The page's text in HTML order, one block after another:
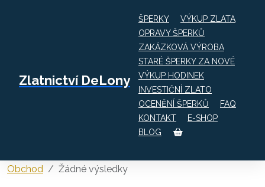
Zlatnictví DeLony
ŠPERKY
VÝKUP ZLATA
OPRAVY ŠPERKŮ
ZAKÁZKOVÁ VÝROBA
STARÉ ŠPERKY ZA NOVÉ
VÝKUP HODINEK
INVESTIČNÍ ZLATO
OCENĚNÍ ŠPERKŮ
FAQ
KONTAKT
E-SHOP
BLOG
Úvod Obchod
Obchod Žádné výsledky